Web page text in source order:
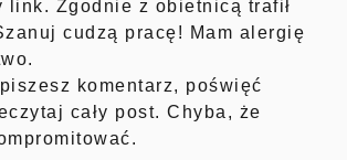
link. Zgodnie z obietnicą trafił
cudzą pracę! Mam alergię
komentarz, poświęć
cały post. Chyba, że